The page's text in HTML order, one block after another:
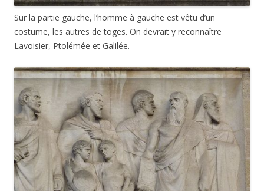
Sur la partie gauche, l’homme à gauche est vêtu d’un
costume, les autres de toges. On devrait y reconnaître
Lavoisier, Ptolémée et Galilée.